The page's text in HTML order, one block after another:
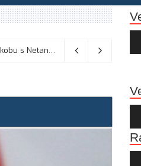
Vance kaže da će pregovori s Iranom potrajati, odbacio navode o sukobu s Netanyahuom 06/08/2026